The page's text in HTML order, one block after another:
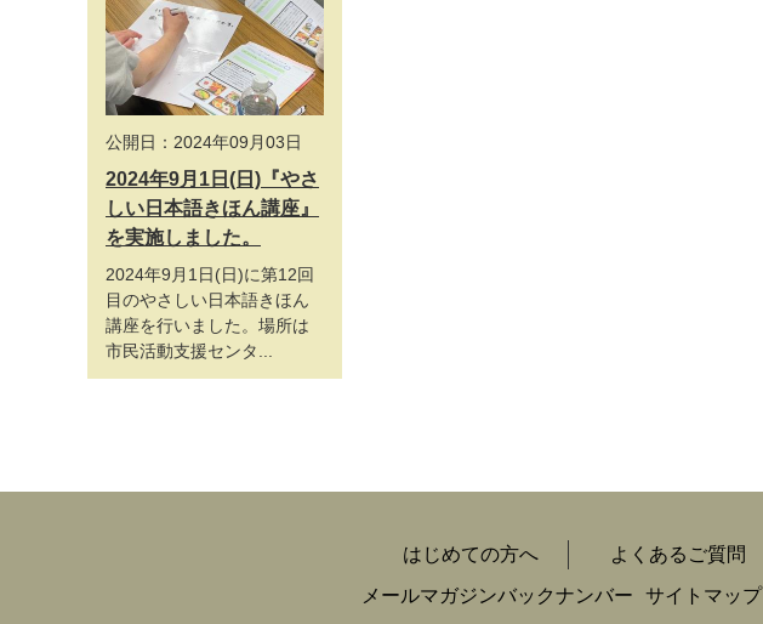
公開日：2024年09月03日
2024年9月1日(日)『やさ
しい日本語きほん講座』
を実施しました。
2024年9月1日(日)に第12回
目のやさしい日本語きほん
講座を行いました。場所は
市民活動支援センタ...
はじめての方へ よくあるご質問
メールマガジンバックナンバー
サイトマップ